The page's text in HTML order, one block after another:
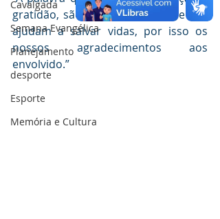
Cavalgada
Semana Evangélica
Planejamento
desporte
Esporte
Memória e Cultura
gratidão, são equipamentos que nos
ajudam a salvar vidas, por isso os
nossos agradecimentos aos
envolvido.”